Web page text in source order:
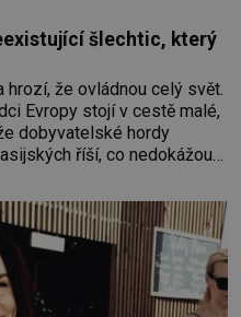
šlechtic, který
že ovládnou celý svět.
Evropy stojí v cestě malé,
dobyvatelské hordy
říší, co nedokážou
a Azovského